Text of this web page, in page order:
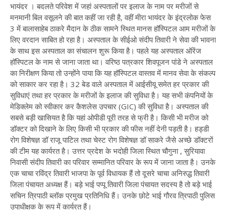
भायंदर । बदलते परिवेश में जहां अस्पतालों पर इलाज के नाम पर मरीजों से
मनमानी बिल वसूलने की बात कहीं जा रही है, वहीं मीरा भायंदर के इंद्रलोक फेस
3 में बालासाहेब ठाकरे मैदान के ठीक सामने स्थित मानस हॉस्पिटल आम मरीजों के
लिए वरदान साबित हो रहा है। अस्पताल के सीईओ संदीप तिवारी ने सेवा की भावना
के साथ इस अस्पताल का संचालन शुरू किया है। पहले यह अस्पताल ऑरेंज
हॉस्पिटल के नाम से जाना जाता था। वरिष्ठ पत्रकार शिवपूजन पांडे ने अस्पताल
का निरीक्षण किया तो उन्होंने पाया कि यह हॉस्पिटल वास्तव में मानव सेवा के संकल्प
को साकार कर रहा है। 32 बेड वाले अस्पताल में आईसीयू समेत हर प्रकार की
सुविधाएं तथा हर प्रकार के मरीजों के इलाज की सुविधा है। यह सभी कंपनियों के
मेडिक्लेम को स्वीकार कर कैशलेस उपचार (GIC) की सुविधा है। अस्पताल की
सबसे बड़ी खासियत है कि यहां ओपीडी पूरी तरह से फ्री है। किसी भी मरीज को
डॉक्टर को दिखाने के लिए किसी भी प्रकार की फीस नहीं देनी पड़ती है। हड्डी
रोग विशेषज्ञ डॉ राजू पाटिल तथा चेस्ट रोग विशेषज्ञ डॉ साकरे जैसे अच्छे डॉक्टरों
की टीम यह कार्यरत है। उत्तर प्रदेश के भदोही जिला स्थित चौगुना , सुरियावा
निवासी संदीप तिवारी का परिवार सम्मानित परिवार के रूप में जाना जाता है। उनके
एक चाचा रविंद्र तिवारी भाजपा के पूर्व विधायक हैं तो दूसरे चाचा अनिरुद्ध तिवारी
जिला पंचायत अध्यक्ष हैं। बड़े भाई पप्पू तिवारी जिला पंचायत सदस्य है तो बड़े भाई
सचिन त्रिपाठी ब्लॉक प्रमुख प्रतिनिधि हैं। उनके छोटे भाई गौरव त्रिपाठी पुलिस
उपाधीक्षक के रूप में कार्यरत हैं।